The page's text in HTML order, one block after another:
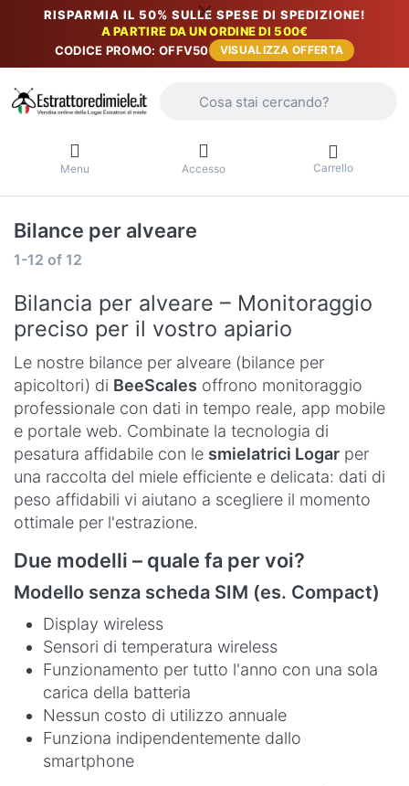
RISPARMIA IL 50% SULLE SPESE DI SPEDIZIONE!
A PARTIRE DA UN ORDINE DI 500€
CODICE PROMO: OFFV50
VISUALIZZA OFFERTA
Menu Accesso Carrello
Bilance per alveare
Risultati della ricerca:
1-12 of 12
Bilancia per alveare – Monitoraggio
preciso per il vostro apiario
Le nostre bilance per alveare (bilance per
apicoltori) di BeeScales offrono monitoraggio
professionale con dati in tempo reale, app mobile
e portale web. Combinate la tecnologia di
pesatura affidabile con le smielatrici Logar per
una raccolta del miele efficiente e delicata: dati di
peso affidabili vi aiutano a scegliere il momento
ottimale per l'estrazione.
Due modelli – quale fa per voi?
Modello senza scheda SIM (es. Compact)
Display wireless
Sensori di temperatura wireless
Funzionamento per tutto l'anno con una sola
carica della batteria
Nessun costo di utilizzo annuale
Funziona indipendentemente dallo
smartphone